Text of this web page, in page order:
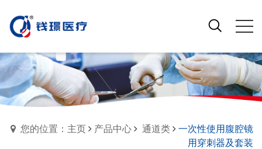
您的位置：主页 产品中心 通道类
一次性使用腹腔镜
用穿刺器及套装